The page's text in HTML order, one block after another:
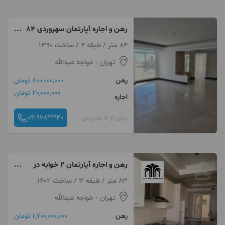
رهن و اجاره آپارتمان سهروردی 84
متر 2 خواب
84 متر / طبقه 4 / ساخت 1390
تهران - خواجه عبدالله
رهن
800,000,000 تومان
اجاره
20,000,000 تومان
بیش از 12 ماه پیش 091968***40
رهن و اجاره آپارتمان 2 خوابه در
جلفا
83 متر / طبقه 3 / ساخت 1402
تهران - خواجه عبدالله
رهن
1,700,000,000 تومان